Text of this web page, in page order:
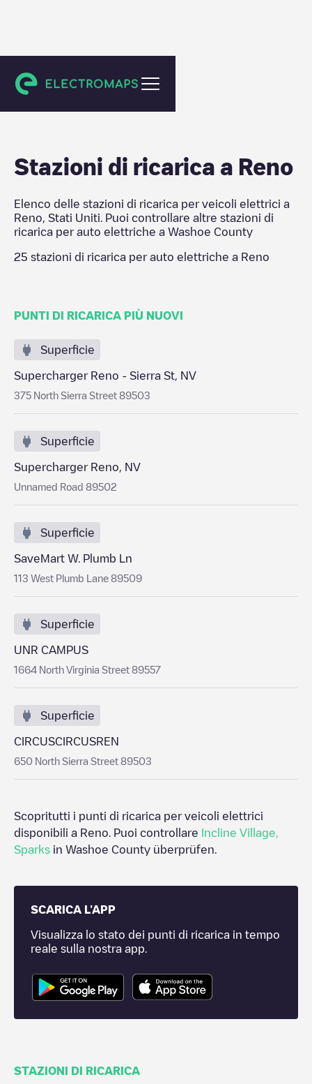
Washoe County
Stazioni di ricarica a Reno
Elenco delle stazioni di ricarica per veicoli elettrici a
Reno
Stati Uniti . Puoi controllare altre stazioni di
ricarica per auto elettriche a Washoe County
25 stazioni di ricarica per auto elettriche a Reno
PUNTI DI RICARICA PIÙ NUOVI
Superficie
Supercharger Reno - Sierra St, NV
375 North Sierra Street 89503
Superficie
Supercharger Reno, NV
Unnamed Road 89502
Superficie
SaveMart W. Plumb Ln
113 West Plumb Lane 89509
Superficie
UNR CAMPUS
1664 North Virginia Street 89557
Superficie
CIRCUSCIRCUSREN
650 North Sierra Street 89503
Scopritutti i punti di ricarica per veicoli elettrici
disponibili a Reno . Puoi controllare Incline Village
Sparks in Washoe County überprüfen.
SCARICA L'APP
Visualizza lo stato dei punti di ricarica in tempo
reale sulla nostra app.
STAZIONI DI RICARICA